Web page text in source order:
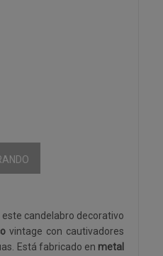
candelabro decorativo
vintage con cautivadores
Está fabricado en metal